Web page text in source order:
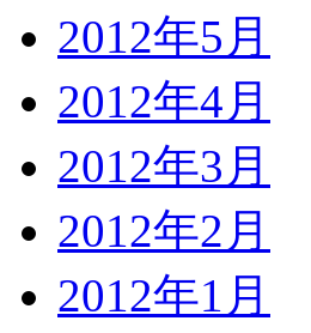
2012年5月
2012年4月
2012年3月
2012年2月
2012年1月